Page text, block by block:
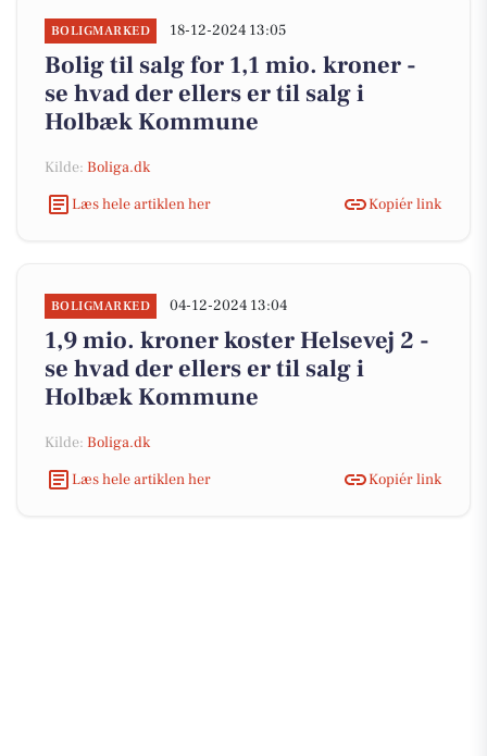
BOLIGMARKED 18-12-2024 13:05
Bolig til salg for 1,1 mio. kroner -
se hvad der ellers er til salg i
Holbæk Kommune
Kilde: Boliga.dk
Læs hele artiklen her
Kopiér link
BOLIGMARKED 04-12-2024 13:04
1,9 mio. kroner koster Helsevej 2 -
se hvad der ellers er til salg i
Holbæk Kommune
Kilde: Boliga.dk
Læs hele artiklen her
Kopiér link